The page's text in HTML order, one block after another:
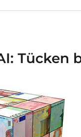
Tücken